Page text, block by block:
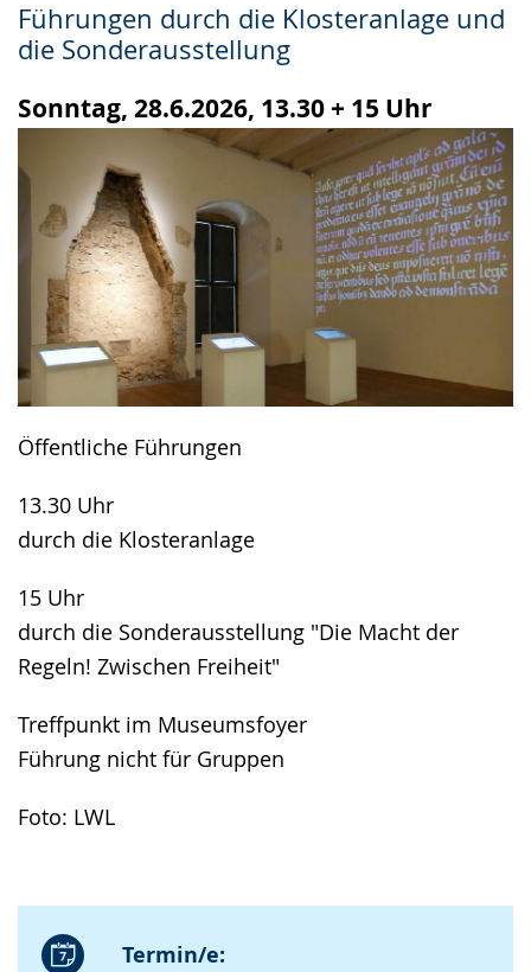
Führungen durch die Klosteranlage und
die Sonderausstellung
Sonntag, 28.6.2026, 13.30 + 15 Uhr
Öffentliche Führungen
13.30 Uhr
durch die Klosteranlage
15 Uhr
durch die Sonderausstellung "Die Macht der
Regeln! Zwischen Freiheit"
Treffpunkt im Museumsfoyer
Führung nicht für Gruppen
Foto: LWL
Termin/e:
wechseln.
Deutscher
wird